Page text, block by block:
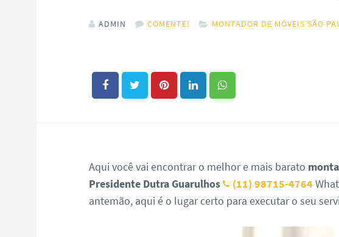
ADMIN COMENTE! MONTADOR DE MÓVEIS SÃO
Aqui você vai encontrar o melhor e mais barato
Presidente Dutra Guarulhos
(11) 98715-4764
antemão, aqui é o lugar certo para executar o seu